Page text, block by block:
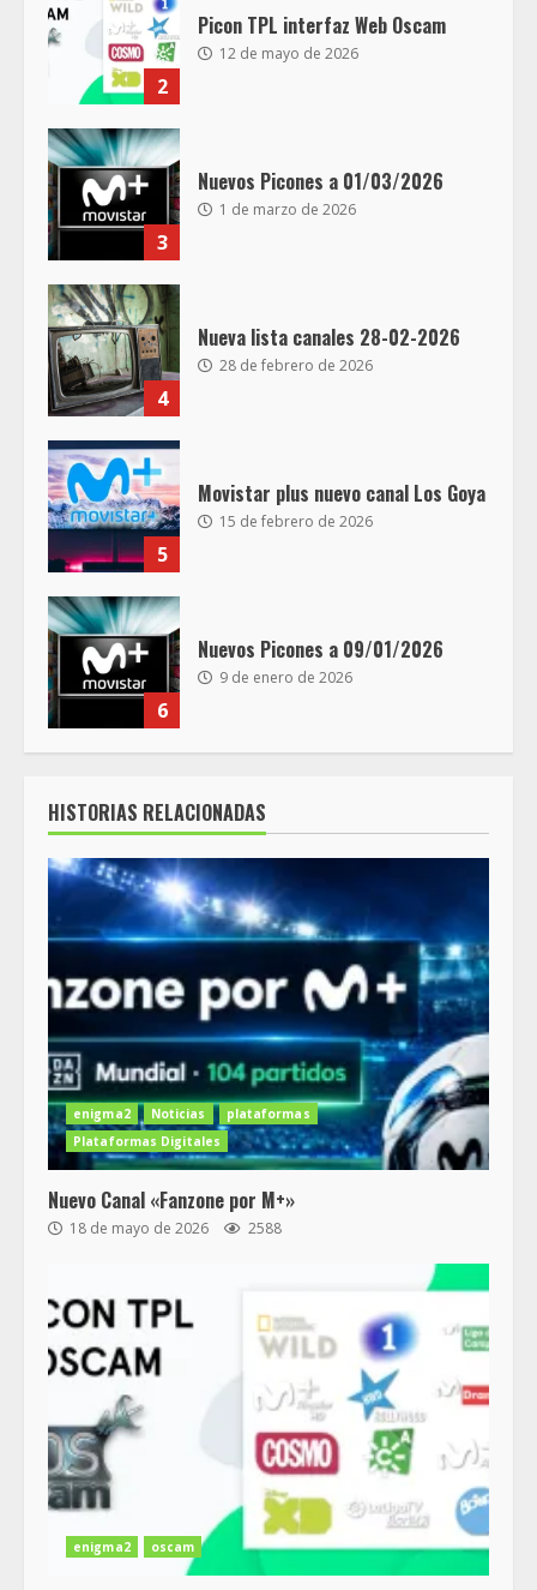
2
Picon TPL interfaz Web Oscam
12 de mayo de 2026
3
Nuevos Picones a 01/03/2026
1 de marzo de 2026
4
Nueva lista canales 28-02-2026
28 de febrero de 2026
5
Movistar plus nuevo canal Los Goya
15 de febrero de 2026
6
Nuevos Picones a 09/01/2026
9 de enero de 2026
HISTORIAS RELACIONADAS
enigma2 Noticias
plataformas
Plataformas Digitales
Nuevo Canal «Fanzone por M+»
18 de mayo de 2026 2588
enigma2 oscam